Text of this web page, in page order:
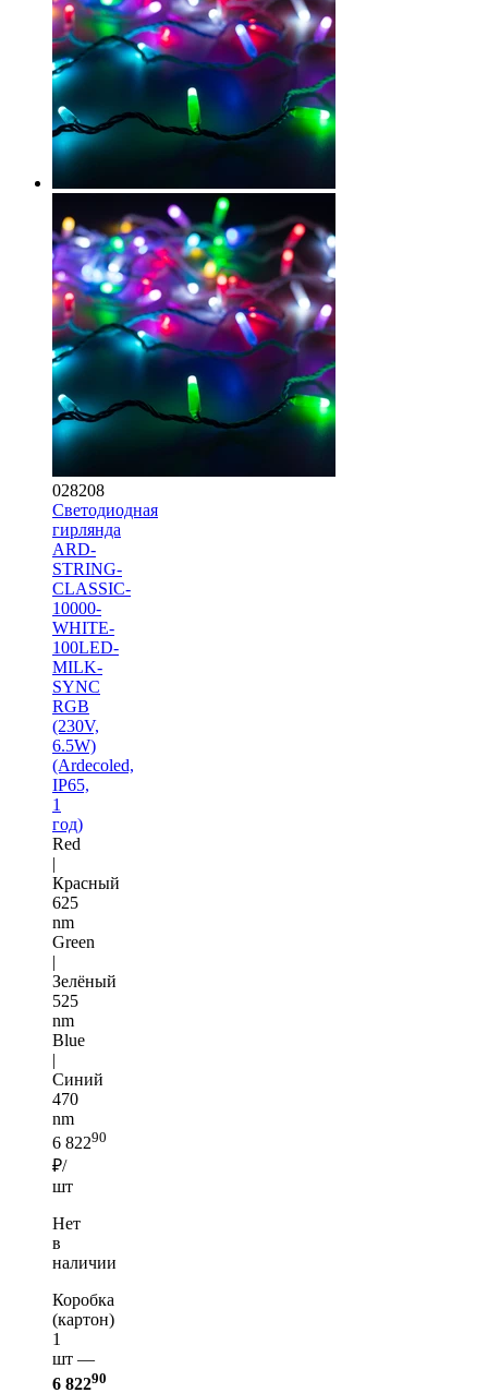
028208
Светодиодная
гирлянда
ARD-
STRING-
CLASSIC-
10000-
WHITE-
100LED-
MILK-
SYNC
RGB
(230V,
6.5W)
(Ardecoled,
IP65,
1
год)
Red
|
Красный
625
nm
Green
|
Зелёный
525
nm
Blue
|
Синий
470
nm
6 82290
₽/
шт
Нет
в
наличии
Коробка
(картон)
1
шт —
6 82290